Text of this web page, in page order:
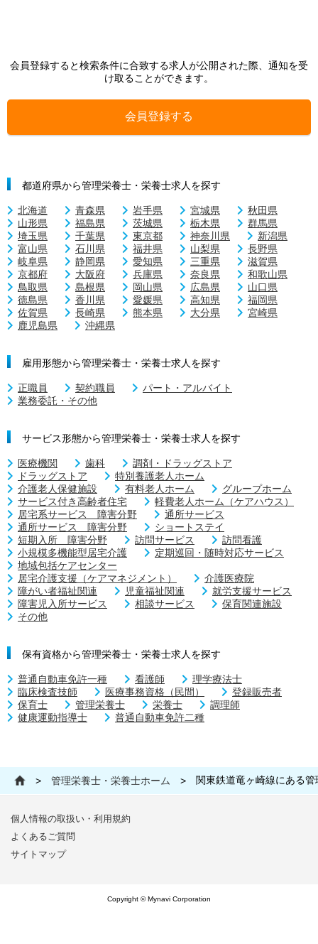
会員登録すると検索条件に合致する求人が公開された際、通知を受
け取ることができます。
会員登録する
都道府県から管理栄養士・栄養士求人を探す
北海道 青森県 岩手県 宮城県
秋田県
山形県
福島県 茨城県 栃木県
群馬県
埼玉県
千葉県 東京都 神奈川県
新潟県
富山県
石川県 福井県 山梨県
長野県
岐阜県
静岡県 愛知県 三重県
滋賀県
京都府
大阪府 兵庫県 奈良県
和歌山県
鳥取県
島根県 岡山県 広島県
山口県
徳島県
香川県 愛媛県 高知県
福岡県
佐賀県
長崎県 熊本県 大分県
宮崎県
鹿児島県
沖縄県
雇用形態から管理栄養士・栄養士求人を探す
正職員 契約職員
パート・アルバイト
業務委託・その他
サービス形態から管理栄養士・栄養士求人を探す
医療機関 歯科
調剤・ドラッグストア
ドラッグストア
特別養護老人ホーム
介護老人保健施設
有料老人ホーム
グループホーム
サービス付き高齢者住宅
軽費老人ホーム（ケアハウス）
居宅系サービス 障害分野
通所サービス
通所サービス 障害分野
ショートステイ
短期入所 障害分野
訪問サービス
訪問看護
小規模多機能型居宅介護
定期巡回・随時対応サービス
地域包括ケアセンター
居宅介護支援（ケアマネジメント）
介護医療院
障がい者福祉関連
児童福祉関連
就労支援サービス
障害児入所サービス
相談サービス
保育関連施設
その他
保有資格から管理栄養士・栄養士求人を探す
普通自動車免許一種 看護師
理学療法士
臨床検査技師
医療事務資格（民間）
登録販売者
保育士
管理栄養士 栄養士
調理師
健康運動指導士
普通自動車免許二種
> 管理栄養士・栄養士ホーム > 関東鉄道竜ヶ崎線にある
個人情報の取扱い・利用規約
よくあるご質問
サイトマップ
Copyright © Mynavi Corporation